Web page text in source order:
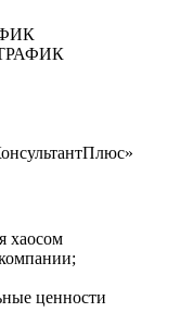
хаосом
ценности